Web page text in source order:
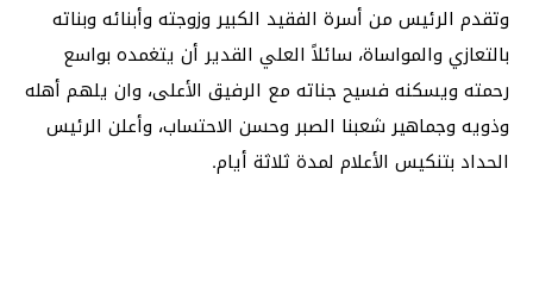
وتقدم الرئيس من أسرة الفقيد الكبير وزوجته وأبنائه وبناته
بالتعازي والمواساة، سائلاً العلي القدير أن يتغمده بواسع
رحمته ويسكنه فسيح جناته مع الرفيق الأعلى، وان يلهم أهله
وذويه وجماهير شعبنا الصبر وحسن الاحتساب، وأعلن الرئيس
الحداد بتنكيس الأعلام لمدة ثلاثة أيام.